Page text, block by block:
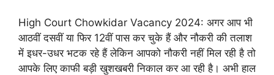
High Court Chowkidar Vacancy 2024: अगर आप भी
आठवीं दसवीं या फिर 12वीं पास कर चुके हैं और नौकरी की तलाश
में इधर-उधर भटक रहे हैं लेकिन आपको नौकरी नहीं मिल रही है तो
आपके लिए काफी बड़ी खुशखबरी निकाल कर आ रही है। अभी हाल